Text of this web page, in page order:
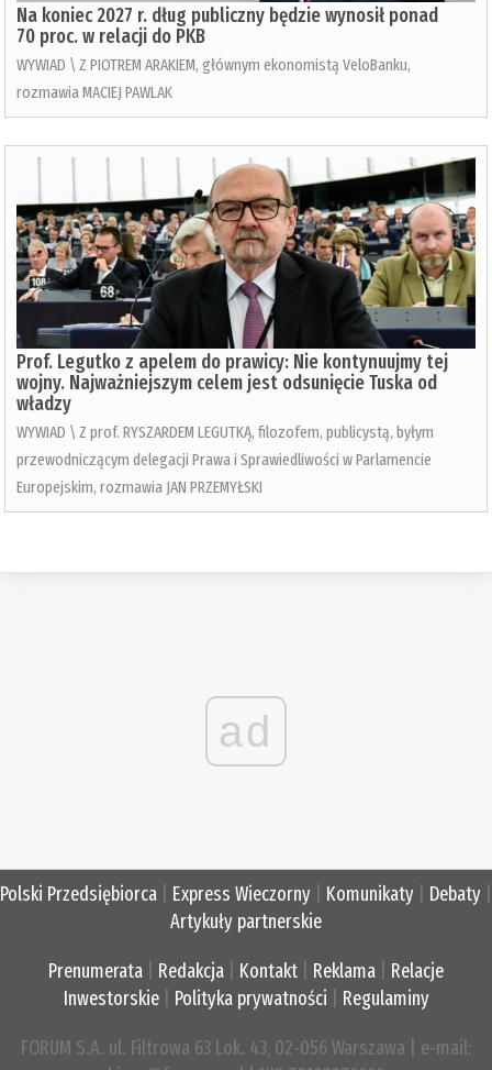
Na koniec 2027 r. dług publiczny będzie wynosił ponad
70 proc. w relacji do PKB
WYWIAD \ Z PIOTREM ARAKIEM, głównym ekonomistą VeloBanku,
rozmawia MACIEJ PAWLAK
Prof. Legutko z apelem do prawicy: Nie kontynuujmy tej
wojny. Najważniejszym celem jest odsunięcie Tuska od
władzy
WYWIAD \ Z prof. RYSZARDEM LEGUTKĄ, filozofem, publicystą, byłym
przewodniczącym delegacji Prawa i Sprawiedliwości w Parlamencie
Europejskim, rozmawia JAN PRZEMYŁSKI
ad
Polski Przedsiębiorca Express Wieczorny Komunikaty Debaty
Artykuły partnerskie
Prenumerata Redakcja Kontakt Reklama
Relacje
Inwestorskie| Polityka prywatności Regulaminy
FORUM S.A. ul. Filtrowa 63 Lok. 43, 02-056 Warszawa | e-mail: